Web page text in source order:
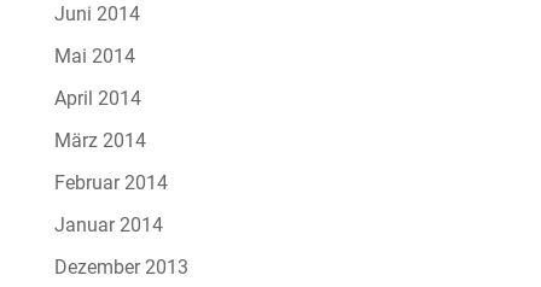
Juni 2014
Mai 2014
April 2014
März 2014
Februar 2014
Januar 2014
Dezember 2013